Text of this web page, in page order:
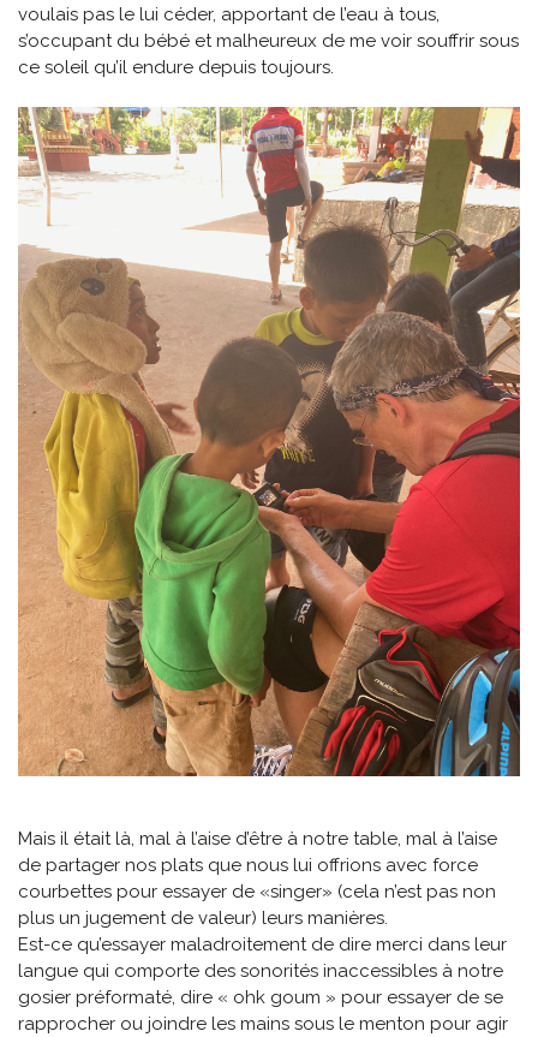
voulais pas le lui céder, apportant de l’eau à tous,
s’occupant du bébé et malheureux de me voir souffrir sous
ce soleil qu’il endure depuis toujours.
Mais il était là, mal à l’aise d’être à notre table, mal à l’aise
de partager nos plats que nous lui offrions avec force
courbettes pour essayer de «singer» (cela n’est pas non
plus un jugement de valeur) leurs manières.
Est-ce qu’essayer maladroitement de dire merci dans leur
langue qui comporte des sonorités inaccessibles à notre
gosier préformaté, dire « ohk goum » pour essayer de se
rapprocher ou joindre les mains sous le menton pour agir